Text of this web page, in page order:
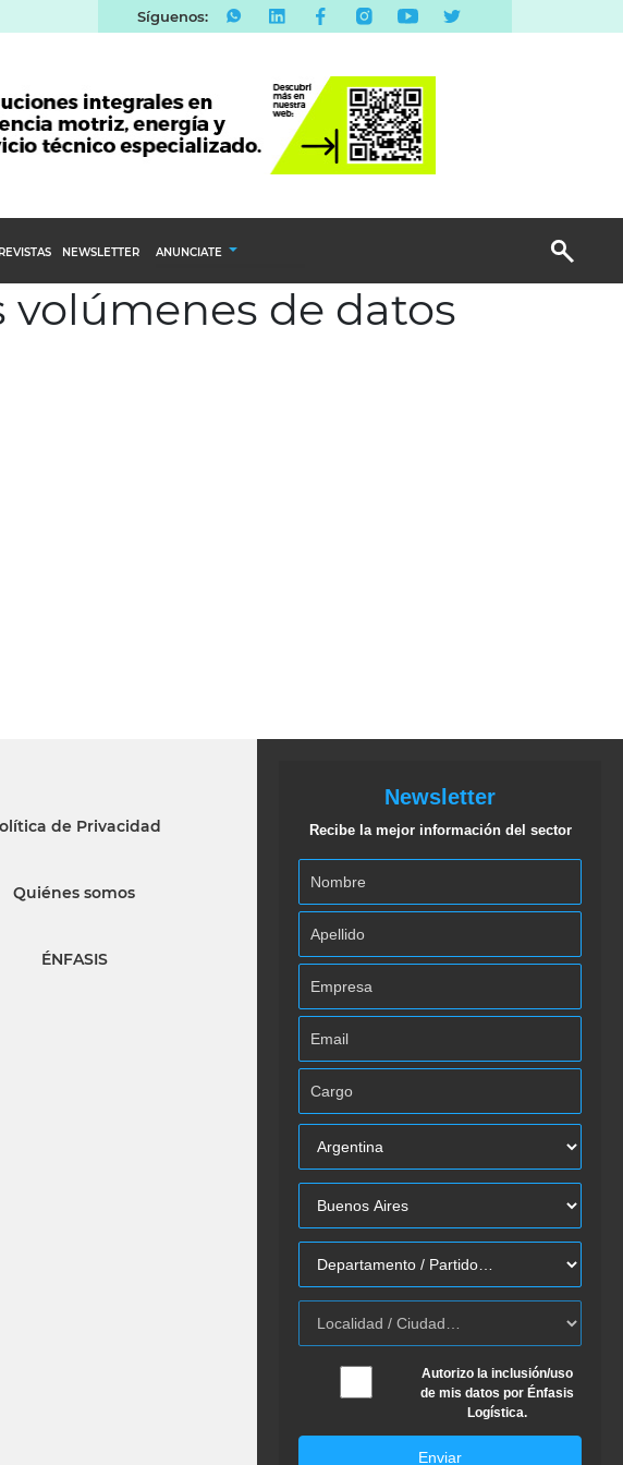
Síguenos:
NEWSLETTER ANUNCIATE
Publicidad Displayde datos
de Privacidad
Quiénes somos
ÉNFASIS
Newsletter
Recibe la mejor información del sector
Autorizo la inclusión/uso
de mis datos por Énfasis
Logística.
Enviar